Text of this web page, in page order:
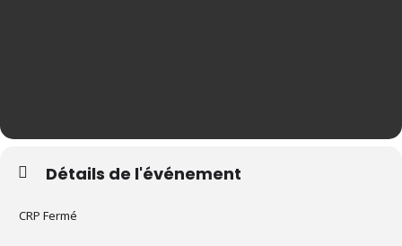
Détails de l'événement
CRP Fermé